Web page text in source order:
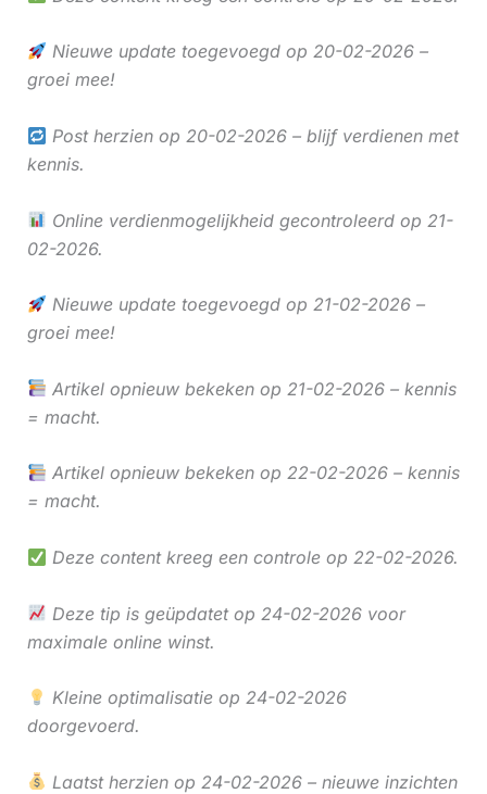
Nieuwe update toegevoegd op 20-02-2026 –
groei mee!
Post herzien op 20-02-2026 – blijf verdienen met
kennis.
Online verdienmogelijkheid gecontroleerd op 21-
02-2026.
Nieuwe update toegevoegd op 21-02-2026 –
groei mee!
Artikel opnieuw bekeken op 21-02-2026 – kennis
= macht.
Artikel opnieuw bekeken op 22-02-2026 – kennis
= macht.
Deze content kreeg een controle op 22-02-2026.
Deze tip is geüpdatet op 24-02-2026 voor
maximale online winst.
Kleine optimalisatie op 24-02-2026
doorgevoerd.
Laatst herzien op 24-02-2026 – nieuwe inzichten